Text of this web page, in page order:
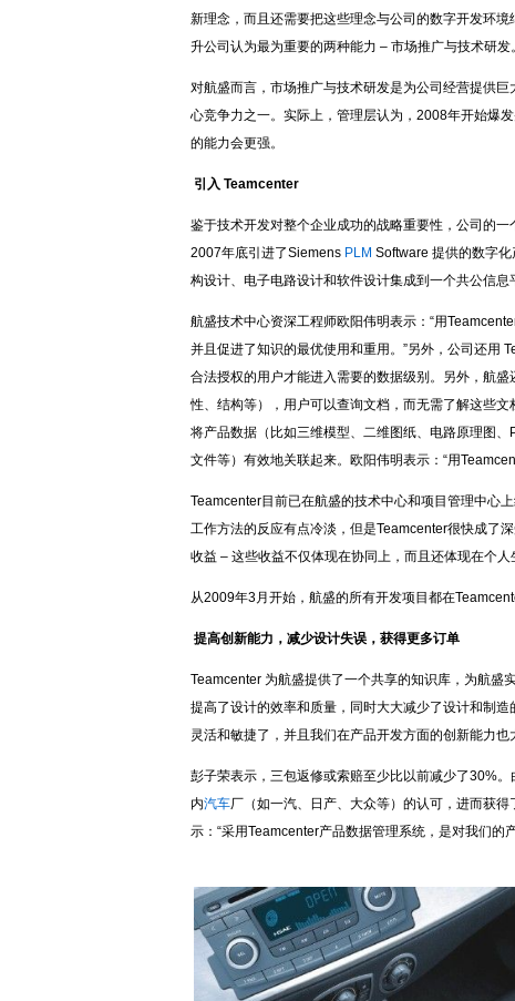
新理念，而且还需要把这些理念与公司的数字开发环
升公司认为最为重要的两种能力 – 市场推广与技术研发。
对航盛而言，市场推广与技术研发是为公司经营提供
心竞争力之一。实际上，管理层认为，2008年开始爆
的能力会更强。
引入 Teamcenter
鉴于技术开发对整个企业成功的战略重要性，公司的
2007年底引进了Siemens PLM Software 提供的数字
构设计、电子电路设计和软件设计集成到一个共公信息
航盛技术中心资深工程师欧阳伟明表示：“用
并且促进了知识的最优使用和重用。”另外，公司还用
合法授权的用户才能进入需要的数据级别。另外，航
性、结构等），用户可以查询文档，而无需了解这些
将产品数据（比如三维模型、二维图纸、电路原理图
文件等）有效地关联起来。欧阳伟明表示：“用
Teamcenter目前已在航盛的技术中心和项目管理中心
工作方法的反应有点冷淡，但是Teamcenter很快成了
收益 – 这些收益不仅体现在协同上，而且还体现在个人
从2009年3月开始，航盛的所有开发项目都在
提高创新能力，减少设计失误，获得更多订单
Teamcenter 为航盛提供了一个共享的知识库，为航盛
提高了设计的效率和质量，同时大大减少了设计和制
灵活和敏捷了，并且我们在产品开发方面的创新能力也
彭子荣表示，三包返修或索赔至少比以前减少了30%
内汽车厂（如一汽、日产、大众等）的认可，进而获
示：“采用Teamcenter产品数据管理系统，是对我们